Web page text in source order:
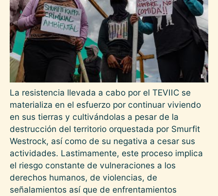
La resistencia llevada a cabo por el TEVIIC se
materializa en el esfuerzo por continuar viviendo
en sus tierras y cultivándolas a pesar de la
destrucción del territorio orquestada por Smurfit
Westrock, así como de su negativa a cesar sus
actividades. Lastimamente, este proceso implica
el riesgo constante de vulneraciones a los
derechos humanos, de violencias, de
señalamientos así que de enfrentamientos